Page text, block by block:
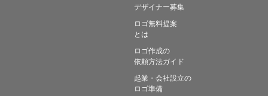
デザイナー募集
ロゴ無料提案
とは
ロゴ作成の
依頼方法ガイド
起業・会社設立の
ロゴ準備